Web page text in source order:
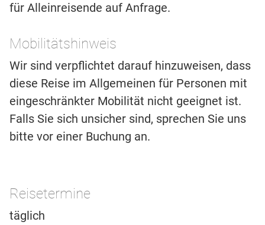
für Alleinreisende auf Anfrage.
Mobilitätshinweis
Wir sind verpflichtet darauf hinzuweisen, dass
diese Reise im Allgemeinen für Personen mit
eingeschränkter Mobilität nicht geeignet ist.
Falls Sie sich unsicher sind, sprechen Sie uns
bitte vor einer Buchung an.
Reisetermine
täglich